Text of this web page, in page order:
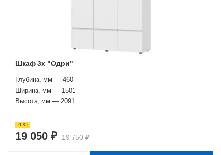
Шкаф 3х "Одри"
Глубина, мм — 460
Ширина, мм — 1501
Высота, мм — 2091
4 %
19 050 ₽ 19 750 ₽